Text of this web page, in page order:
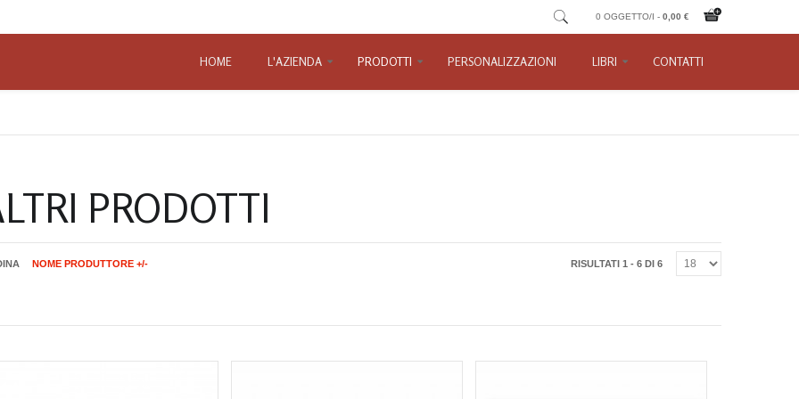
0 OGGETTO/I - 0,00 €
HOME L'AZIENDA PRODOTTI PERSONALIZZAZIONI LIBRI CONTATTI
PRODOTTI
NOME PRODUTTORE +/- RISULTATI 1 - 6 DI 6